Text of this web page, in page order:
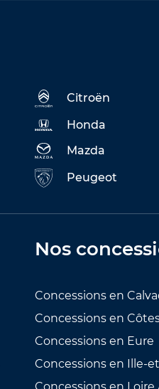
Citroën
Honda
Mazda
Peugeot
Nos
Concessions en
Concessions en
Concessions en Eure
Concessions en Ille-